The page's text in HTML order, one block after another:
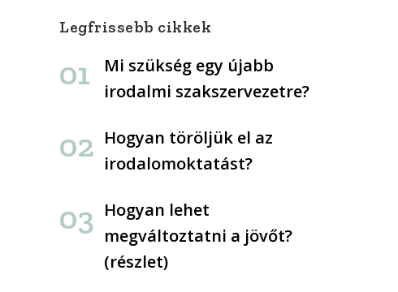
Legfrissebb cikkek
Mi szükség egy újabb
irodalmi szakszervezetre?
Hogyan töröljük el az
irodalomoktatást?
Hogyan lehet
megváltoztatni a jövőt?
(részlet)